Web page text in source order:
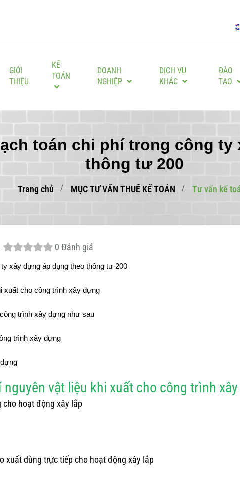
toán chi phí trong công
thông tư 200
Trang chủ MỤC TƯ VẤN THUẾ KẾ TOÁN Tư vấn kế
0 Đánh giá
xây dựng áp dụng theo thông tư 200
xuất cho công trình xây dựng
trình xây dựng như sau
trình xây dựng
vật liệu khi xuất cho công trình
cho hoạt động xây lắp
xuất dùng trực tiếp cho hoạt động xây lắp
GIỚI
THIỆU
KẾ
TOÁN
DOANH
NGHIỆP
DỊCH VỤ
KHÁC
ĐÀO
TẠO